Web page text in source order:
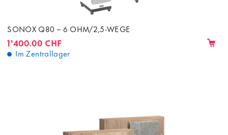
SONOX Q80 – 6 OHM/2,5-WEGE
1'400.00 CHF
Im Zentrallager